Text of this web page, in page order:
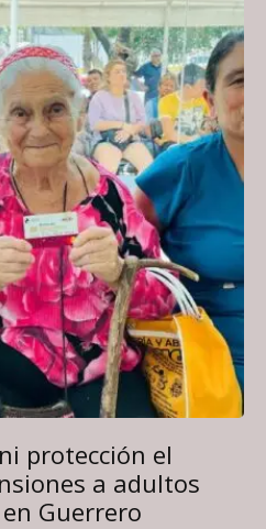
protección el
a adultos
Guerrero